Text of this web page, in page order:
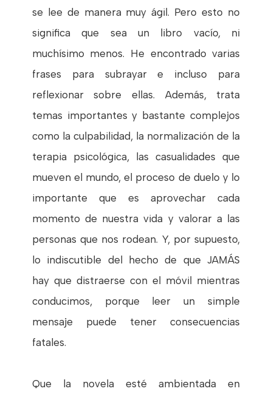
se lee de manera muy ágil. Pero esto no
significa que sea un libro vacío, ni
muchísimo menos. He encontrado varias
frases para subrayar e incluso para
reflexionar sobre ellas. Además, trata
temas importantes y bastante complejos
como la culpabilidad, la normalización de la
terapia psicológica, las casualidades que
mueven el mundo, el proceso de duelo y lo
importante que es aprovechar cada
momento de nuestra vida y valorar a las
personas que nos rodean. Y, por supuesto,
lo indiscutible del hecho de que JAMÁS
hay que distraerse con el móvil mientras
conducimos, porque leer un simple
mensaje puede tener consecuencias
fatales.
Que la novela esté ambientada en